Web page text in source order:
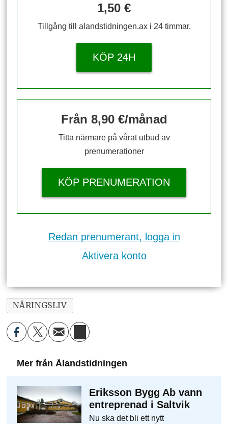
1,50 €
Tillgång till alandstidningen.ax i 24 timmar.
KÖP 24H
Från 8,90 €/månad
Titta närmare på vårat utbud av
prenumerationer
KÖP PRENUMERATION
Redan prenumerant, logga in
Aktivera konto
NÄRINGSLIV